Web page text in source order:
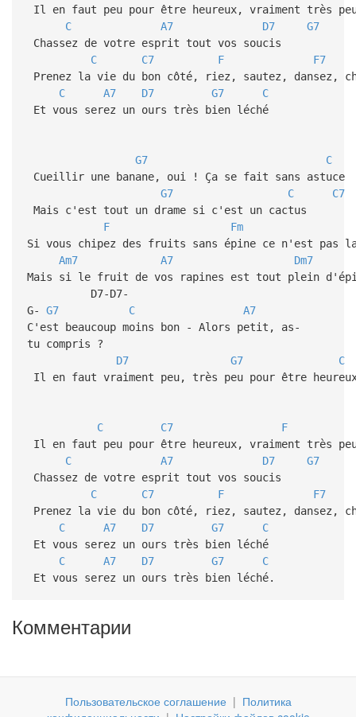
Il en faut peu pour être heureux, vraiment très
C
A7 D7
G7
Chassez de votre esprit tout vos soucis
C
C7 F
F7
Prenez la vie du bon côté, riez, sautez, dansez,
C
A7 D7 G7
C
Et vous serez un ours très bien léché
G7
C
Cueillir une banane, oui ! Ça se fait sans astuce
G7
C
C7
Mais c'est tout un drame si c'est un cactus
F
Fm
Si vous chipez des fruits sans épine ce n'est pas
Am7
A7
Dm7
Mais si le fruit de vos rapines est tout plein
D7-D7-
G- G7 C
A7
C'est beaucoup moins bon - Alors petit, as-
tu compris ?
D7
G7
C
Il en faut vraiment peu, très peu pour être
C C7
F
Il en faut peu pour être heureux, vraiment très
C
A7 D7
G7
Chassez de votre esprit tout vos soucis
C
C7 F
F7
Prenez la vie du bon côté, riez, sautez, dansez,
C
A7 D7 G7
C
Et vous serez un ours très bien léché
C
A7 D7 G7
C
Et vous serez un ours très bien léché.
Комментарии
Пользовательское соглашение | Политика